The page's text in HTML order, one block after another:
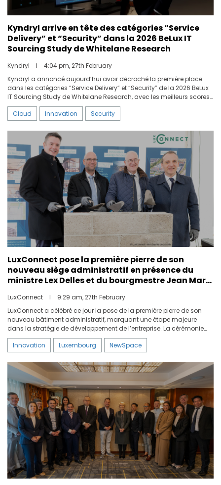
Kyndryl arrive en tête des catégories “Service
Delivery” et “Security” dans la 2026 BeLux IT
Sourcing Study de Whitelane Research
Kyndryl I
4:04 pm, 27th February
Kyndryl a annoncé aujourd’hui avoir décroché la première place
dans les catégories “Service Delivery” et “Security” de la 2026 BeLux
IT Sourcing Study de Whitelane Research, avec les meilleurs scores
dans les principaux domaines de performance en Belgique et au
Luxembourg.
Cloud Innovation Security
LuxConnect pose la première pierre de son
nouveau siège administratif en présence du
ministre Lex Delles et du bourgmestre Jean Marie
LuxConnect I
9:29 am, 27th February
LuxConnect a célébré ce jour la pose de la première pierre de son
nouveau bâtiment administratif, marquant une étape majeure
dans la stratégie de développement de l’entreprise. La cérémonie
s’est déroulée en présence de Lex Delles et Jean Marie Jans.
Innovation
Luxembourg NewSpace